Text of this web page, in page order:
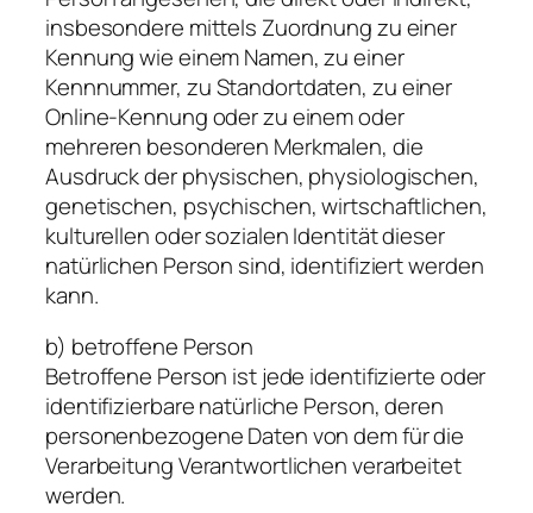
insbesondere mittels Zuordnung zu einer
Kennung wie einem Namen, zu einer
Kennnummer, zu Standortdaten, zu einer
Online-Kennung oder zu einem oder
mehreren besonderen Merkmalen, die
Ausdruck der physischen, physiologischen,
genetischen, psychischen, wirtschaftlichen,
kulturellen oder sozialen Identität dieser
natürlichen Person sind, identifiziert werden
kann.
b) betroffene Person
Betroffene Person ist jede identifizierte oder
identifizierbare natürliche Person, deren
personenbezogene Daten von dem für die
Verarbeitung Verantwortlichen verarbeitet
werden.